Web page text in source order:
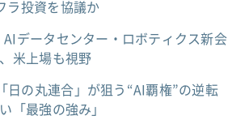
ラ投資を協議か
AIデータセンター・ロボティクス新会
米上場も視野
日の丸連合」が狙う“AI覇権”の逆転
「最強の強み」